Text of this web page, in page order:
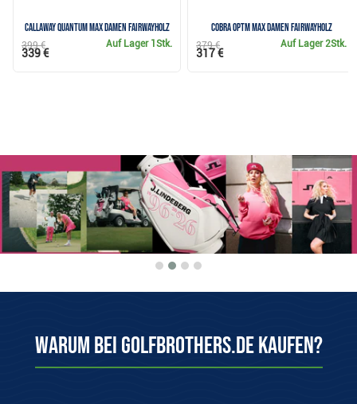
Callaway Quantum Max Damen Fairwayholz
Auf Lager 1Stk.
399 €
339 €
Cobra OPTM MAX Damen Fairwayholz
Auf Lager2Stk.
379 €
317 €
Warum bei Golfbrothers.de kaufen?